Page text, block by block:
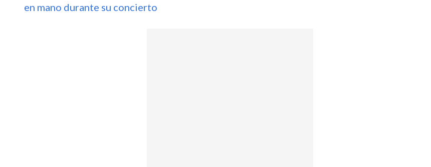
en mano durante su concierto